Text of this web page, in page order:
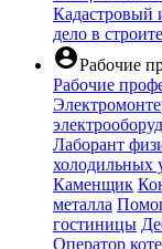
Кадастровый
дело в
account_circleРабочие
Рабочие
Лаборант
холодильных
Каменщик
металла
гостиницы
Оператор